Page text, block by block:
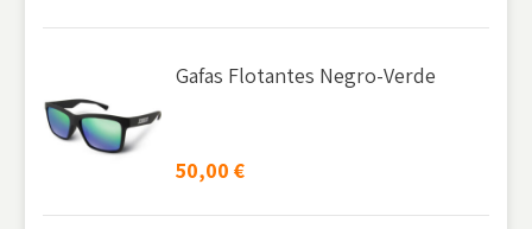
Gafas Flotantes Negro-Verde
50,00€